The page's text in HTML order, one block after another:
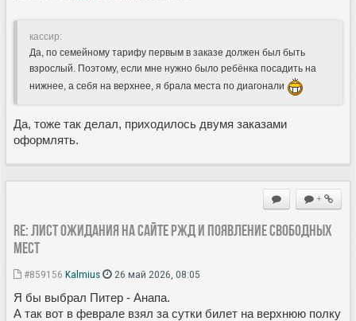
кассир:
Да, по семейному тарифу первым в заказе должен был быть
взрослый. Поэтому, если мне нужно было ребёнка посадить на
нижнее, а себя на верхнее, я брала места по диагонали
Да, тоже так делал, приходилось двумя заказами
оформлять.
+
Re: Лист ожидания на сайте РЖД и появление свободных
мест
#859156 Kalmius 26 май 2026, 08:05
Я бы выбрал Питер - Анапа.
А так вот в феврале взял за сутки билет на верхнюю полку